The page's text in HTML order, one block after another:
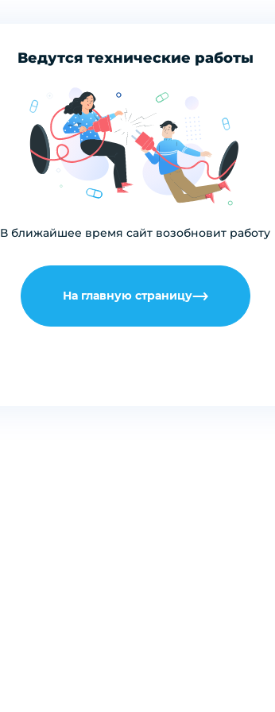
Ведутся технические работы
В ближайшее время сайт возобновит работу
На главную страницу